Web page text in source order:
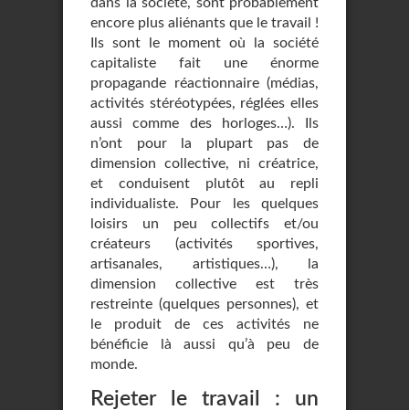
encore plus aliénants que le travail !
Ils sont le moment où la société
capitaliste fait une énorme
propagande réactionnaire (médias,
activités stéréotypées, réglées elles
aussi comme des horloges…). Ils
n’ont pour la plupart pas de
dimension collective, ni créatrice,
et conduisent plutôt au repli
individualiste. Pour les quelques
loisirs un peu collectifs et/ou
créateurs (activités sportives,
artisanales, artistiques…), la
dimension collective est très
restreinte (quelques personnes), et
le produit de ces activités ne
bénéficie là aussi qu’à peu de
monde.
Rejeter le travail : un